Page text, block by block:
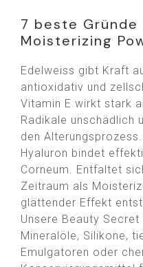
7 beste
Moisterizing
Edelweiss gibt Kraft
antioxidativ und
Vitamin E wirkt stark
Radikale unschädlich
den Alterungsprozess.
Hyaluron bindet
Corneum. Entfaltet
Zeitraum als
glättender Effekt
Unsere Beauty
Mineralöle, Silikone,
Emulgatoren oder